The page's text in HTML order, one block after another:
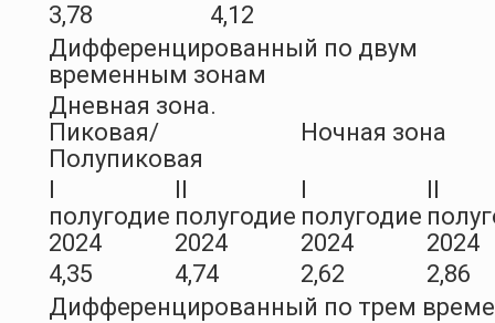
3,78
4,12
Дифференцированный по двум
временным зонам
Дневная зона.
Пиковая/
Полупиковая
Ночная зона
полугодие
2024
полугодие
2024
полугодие
2024
2024
4,35
4,74 2,62
2,86
Дифференцированный по трем